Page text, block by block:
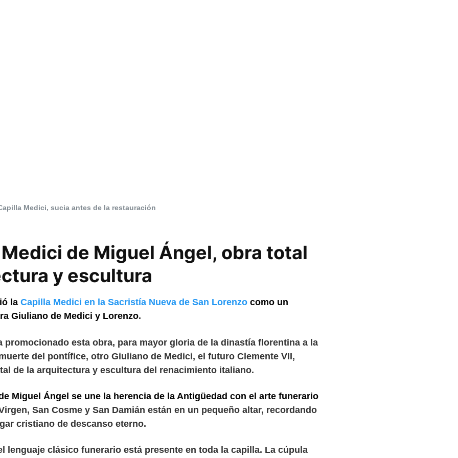
Medici, sucia antes de la restauración
de Miguel Ángel, obra total
y escultura
la Capilla Medici en la Sacristía Nueva de San Lorenzo como un
Giuliano de Medici y Lorenzo.
promocionado esta obra, para mayor gloria de la dinastía florentina a la
del pontífice, otro Giuliano de Medici, el futuro Clemente VII,
de la arquitectura y escultura del renacimiento italiano.
Miguel Ángel se une la herencia de la Antigüedad con el arte funerario
San Cosme y San Damián están en un pequeño altar, recordando
cristiano de descanso eterno.
lenguaje clásico funerario está presente en toda la capilla. La cúpula